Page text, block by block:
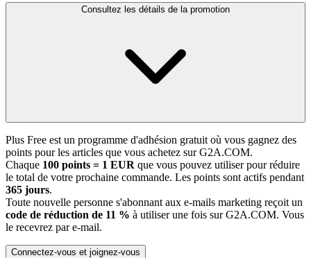
Consultez les détails de la promotion
Plus Free est un programme d'adhésion gratuit où vous gagnez des
points pour les articles que vous achetez sur G2A.COM.
Chaque 100 points = 1 EUR que vous pouvez utiliser pour réduire
le total de votre prochaine commande. Les points sont actifs pendant
365 jours.
Toute nouvelle personne s'abonnant aux e-mails marketing reçoit un
code de réduction de 11 % à utiliser une fois sur G2A.COM. Vous
le recevrez par e-mail.
Connectez-vous et joignez-vous